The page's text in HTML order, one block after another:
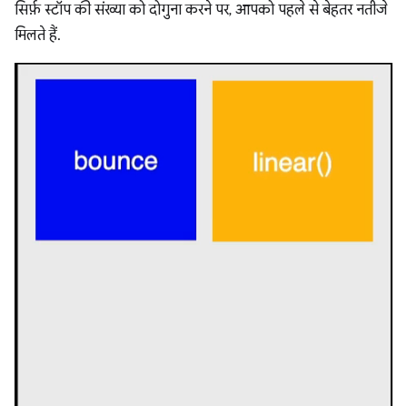
सिर्फ़ स्टॉप की संख्या को दोगुना करने पर, आपको पहले से बेहतर नतीजे
मिलते हैं.